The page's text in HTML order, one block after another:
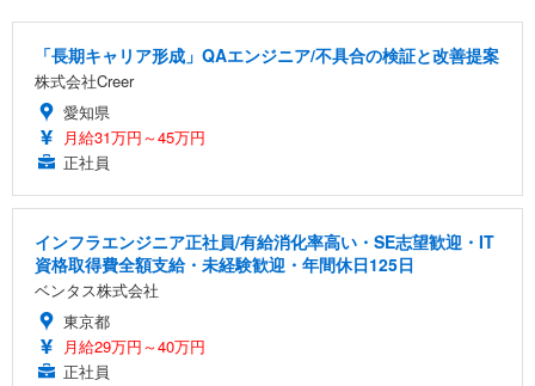
「長期キャリア形成」QAエンジニア/不具合の検証と改善提案
株式会社Creer
愛知県
月給31万円～45万円
正社員
インフラエンジニア正社員/有給消化率高い・SE志望歓迎・IT
資格取得費全額支給・未経験歓迎・年間休日125日
ベンタス株式会社
東京都
月給29万円～40万円
正社員